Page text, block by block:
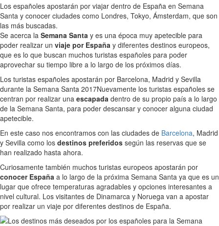
Los españoles apostarán por viajar dentro de España en Semana
Santa y conocer ciudades como Londres, Tokyo, Ámsterdam, que son
las más buscadas.
Se acerca la Semana Santa y es una época muy apetecible para
poder realizar un viaje por España y diferentes destinos europeos,
que es lo que buscan muchos turistas españoles para poder
aprovechar su tiempo libre a lo largo de los próximos días.
Los turistas españoles apostarán por Barcelona, Madrid y Sevilla
durante la Semana Santa 2017Nuevamente los turistas españoles se
centran por realizar una escapada dentro de su propio país a lo largo
de la Semana Santa, para poder descansar y conocer alguna ciudad
apetecible.
En este caso nos encontramos con las ciudades de Barcelona, Madrid
y Sevilla como los destinos preferidos según las reservas que se
han realizado hasta ahora.
Curiosamente también muchos turistas europeos apostarán por
conocer España a lo largo de la próxima Semana Santa ya que es un
lugar que ofrece temperaturas agradables y opciones interesantes a
nivel cultural. Los visitantes de Dinamarca y Noruega van a apostar
por realizar un viaje por diferentes destinos de España.